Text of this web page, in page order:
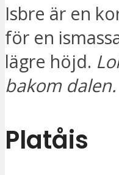
Isbre är en
för en
lägre höjd.
bakom dalen.
Platåis